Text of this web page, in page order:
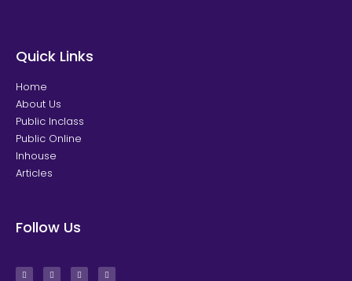
Quick Links
Home
About Us
Public Inclass
Public Online
Inhouse
Articles
Follow Us